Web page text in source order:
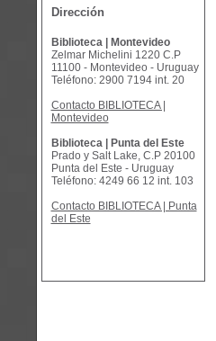
Dirección
Biblioteca | Montevideo
Zelmar Michelini 1220 C.P
11100 - Montevideo - Uruguay
Teléfono: 2900 7194 int. 20
Contacto BIBLIOTECA |
Montevideo
Biblioteca | Punta del Este
Prado y Salt Lake, C.P 20100
Punta del Este - Uruguay
Teléfono: 4249 66 12 int. 103
Contacto BIBLIOTECA | Punta
del Este